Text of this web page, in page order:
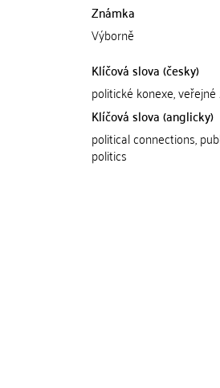
Známka
Výborně
Klíčová slova (česky)
politické konexe,
Klíčová slova (anglicky)
political connections,
politics